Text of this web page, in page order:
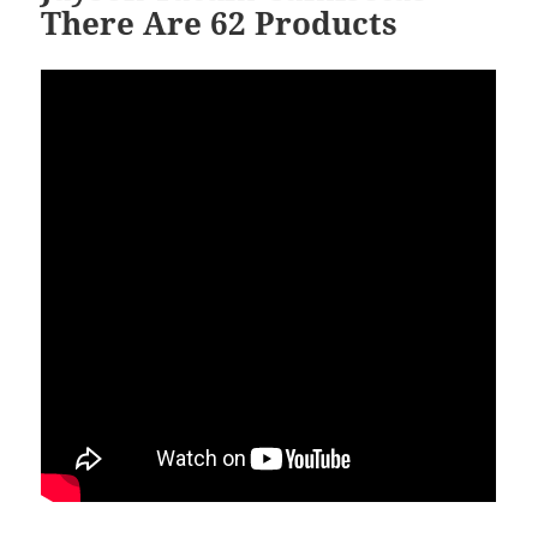
There Are 62 Products